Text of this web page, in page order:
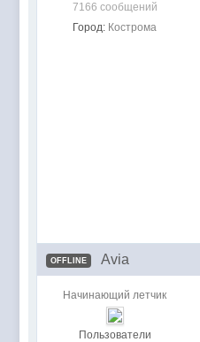
7166 сообщений
Город: Кострома
OFFLINE Avia
Начинающий летчик
Пользователи